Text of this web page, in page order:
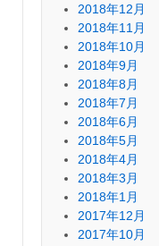
2018年12月
2018年11月
2018年10月
2018年9月
2018年8月
2018年7月
2018年6月
2018年5月
2018年4月
2018年3月
2018年1月
2017年12月
2017年10月